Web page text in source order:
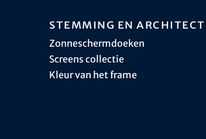
Stemming en
Zonneschermdoeken
Screens collectie
Kleur van het frame